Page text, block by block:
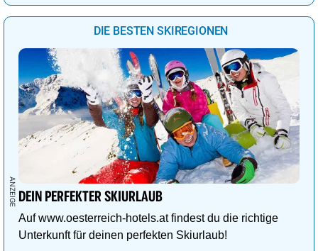
DIE BESTEN SKIREGIONEN
DEIN PERFEKTER SKIURLAUB
Auf www.oesterreich-hotels.at findest du die richtige
Unterkunft für deinen perfekten Skiurlaub!